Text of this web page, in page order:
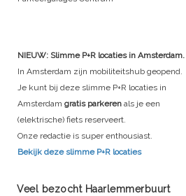
NIEUW: Slimme P+R locaties in Amsterdam.
In Amsterdam zijn mobiliteitshub geopend.
Je kunt bij deze slimme P+R locaties in
Amsterdam gratis parkeren als je een
(elektrische) fiets reserveert.
Onze redactie is super enthousiast.
Bekijk deze slimme P+R locaties
Veel bezocht Haarlemmerbuurt